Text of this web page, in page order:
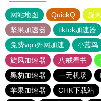
网站地图 QuickQ 旋
坚果加速器
tiktok加速器
免费vqn外网加速
小蓝鸟
旋风加速器
八戒看书
黑豹加速器
一元机场
苹果加速器
CHK下载站